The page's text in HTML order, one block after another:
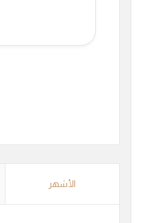
الأشهر